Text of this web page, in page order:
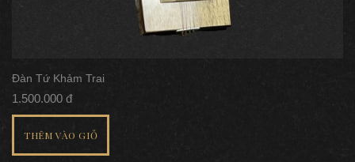
Đàn Tứ Khảm Trai
1.500.000 đ
THÊM VÀO GIỎ